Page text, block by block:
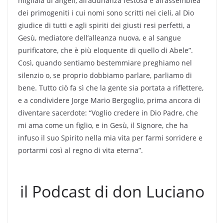
dei primogeniti i cui nomi sono scritti nei cieli, al Dio
giudice di tutti e agli spiriti dei giusti resi perfetti, a
Gesù, mediatore dell’alleanza nuova, e al sangue
purificatore, che è più eloquente di quello di Abele”.
Così, quando sentiamo bestemmiare preghiamo nel
silenzio o, se proprio dobbiamo parlare, parliamo di
bene. Tutto ciò fa sì che la gente sia portata a riflettere,
e a condividere Jorge Mario Bergoglio, prima ancora di
diventare sacerdote: “Voglio credere in Dio Padre, che
mi ama come un figlio, e in Gesù, il Signore, che ha
infuso il suo Spirito nella mia vita per farmi sorridere e
portarmi così al regno di vita eterna”.
il Podcast di don Luciano